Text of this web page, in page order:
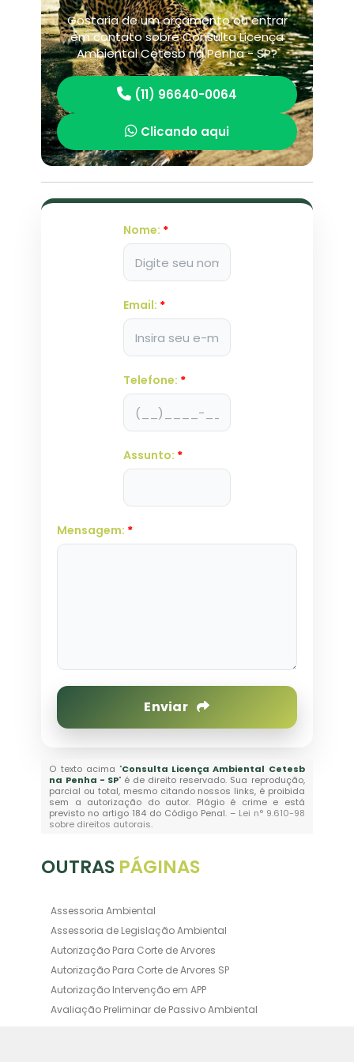
Gostaria de um orçamento ou entrar
em contato sobre Consulta Licença
Ambiental Cetesb na Penha - SP?
(11) 96640-0064
Clicando aqui
Nome: *
Email: *
Telefone: *
Assunto: *
Mensagem: *
Enviar
O texto acima "Consulta Licença Ambiental Cetesb
na Penha - SP" é de direito reservado. Sua reprodução,
parcial ou total, mesmo citando nossos links, é proibida
sem a autorização do autor. Plágio é crime e está
previsto no artigo 184 do Código Penal. – Lei n° 9.610-98
sobre direitos autorais.
OUTRAS PÁGINAS
Assessoria Ambiental
Assessoria de Legislação Ambiental
Autorização Para Corte de Arvores
Autorização Para Corte de Arvores SP
Autorização Intervenção em APP
Avaliação Preliminar de Passivo Ambiental